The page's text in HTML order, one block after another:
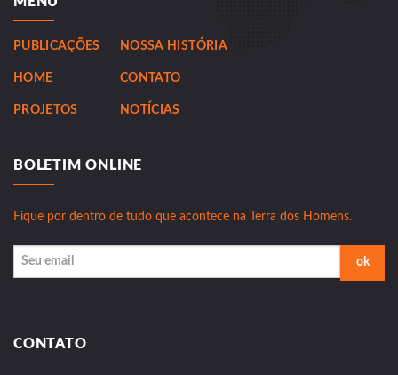
PUBLICAÇÕES
HOME
PROJETOS
NOSSA HISTÓRIA
CONTATO
NOTÍCIAS
BOLETIM ONLINE
Fique por dentro de tudo que acontece na Terra dos Homens.
CONTATO